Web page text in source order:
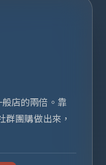
店的兩倍。靠
群團購做出來，